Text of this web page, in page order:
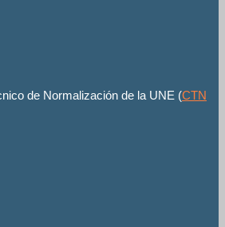
de Normalización de la UNE (CTN